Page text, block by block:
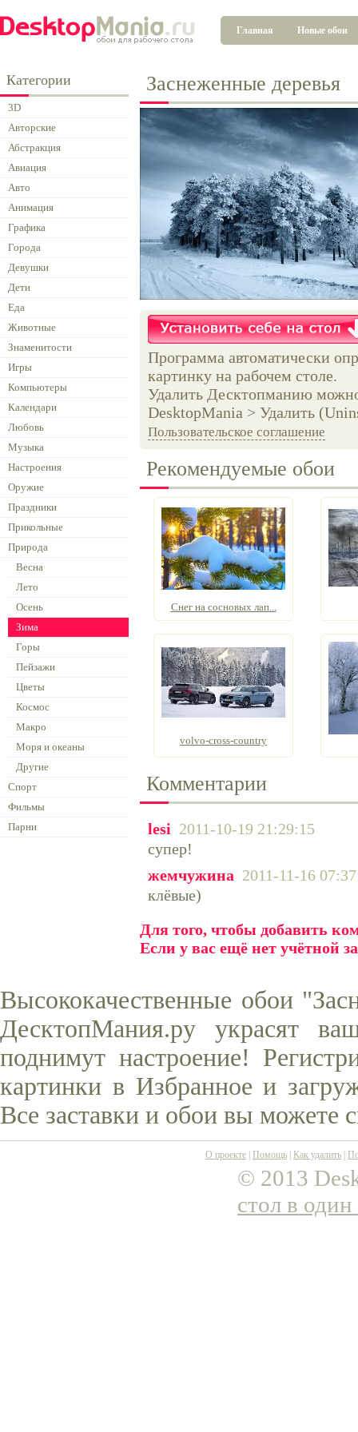
Главная Новые обои
Категории
3D
Авторские
Абстракция
Авиация
Авто
Анимация
Графика
Города
Девушки
Дети
Еда
Животные
Знаменитости
Игры
Компьютеры
Календари
Любовь
Музыка
Настроения
Оружие
Праздники
Прикольные
Природа
Весна
Лето
Осень
Зима
Горы
Пейзажи
Цветы
Космос
Макро
Моря и океаны
Другие
Спорт
Фильмы
Парни
Заснеженные деревья
Программа автоматически
картинку на рабочем столе.
Удалить Десктопманию
DesktopMania > Удалить
Пользовательское соглашение
Рекомендуемые обои
Снег на сосновых лап...
volvo-cross-country
Комментарии
lesi 2011-10-19 21:29:15
супер!
жемчужина 2011-11-16
клёвые)
Для того, чтобы добавить
Если у вас ещё нет учётной
Высококачественные обои
ДесктопМания.ру украсят
поднимут настроение!
картинки в Избранное и
Все заставки и обои вы можете
О проекте Помощь Как удалить
© 2013
стол в